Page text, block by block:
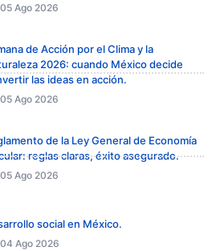
05 Ago 2026
de Acción por el Clima y la
2026: cuando México decide
las ideas en acción.
05 Ago 2026
de la Ley General de Economía
reglas claras, éxito asegurado.
05 Ago 2026
social en México.
04 Ago 2026